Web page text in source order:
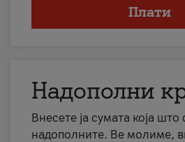
Плати
Надополни
Внесете ја сумата која што
надополните. Ве молиме,